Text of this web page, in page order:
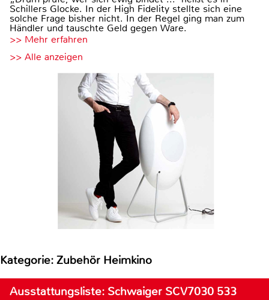
Schillers Glocke. In der High Fidelity stellte sich eine
solche Frage bisher nicht. In der Regel ging man zum
Händler und tauschte Geld gegen Ware.
>> Mehr erfahren
>> Alle anzeigen
Kategorie: Zubehör Heimkino
Ausstattungsliste: Schwaiger SCV7030 533